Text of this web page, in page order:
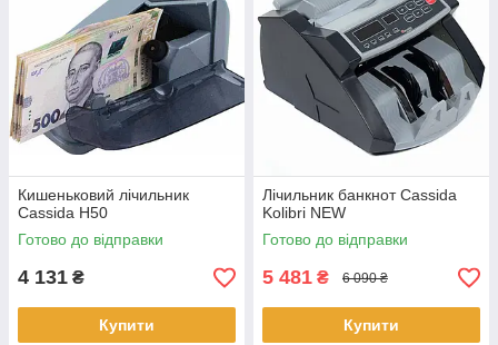
Кишеньковий лічильник
Cassida H50
Готово до відправки
4 131 ₴
Купити
Лічильник банкнот Cassida
Kolibri NEW
Готово до відправки
5 481 ₴ 6 090 ₴
Купити